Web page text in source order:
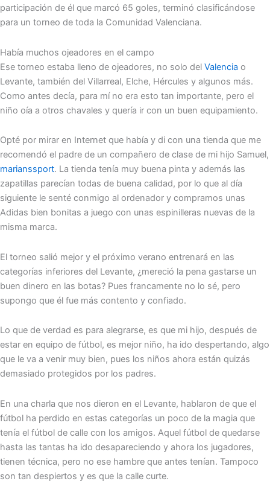
participación de él que marcó 65 goles, terminó clasificándose
para un torneo de toda la Comunidad Valenciana.
Había muchos ojeadores en el campo
Ese torneo estaba lleno de ojeadores, no solo del Valencia o
Levante, también del Villarreal, Elche, Hércules y algunos más.
Como antes decía, para mí no era esto tan importante, pero el
niño oía a otros chavales y quería ir con un buen equipamiento.
Opté por mirar en Internet que había y di con una tienda que me
recomendó el padre de un compañero de clase de mi hijo Samuel,
marianssport. La tienda tenía muy buena pinta y además las
zapatillas parecían todas de buena calidad, por lo que al día
siguiente le senté conmigo al ordenador y compramos unas
Adidas bien bonitas a juego con unas espinilleras nuevas de la
misma marca.
El torneo salió mejor y el próximo verano entrenará en las
categorías inferiores del Levante, ¿mereció la pena gastarse un
buen dinero en las botas? Pues francamente no lo sé, pero
supongo que él fue más contento y confiado.
Lo que de verdad es para alegrarse, es que mi hijo, después de
estar en equipo de fútbol, es mejor niño, ha ido despertando, algo
que le va a venir muy bien, pues los niños ahora están quizás
demasiado protegidos por los padres.
En una charla que nos dieron en el Levante, hablaron de que el
fútbol ha perdido en estas categorías un poco de la magia que
tenía el fútbol de calle con los amigos. Aquel fútbol de quedarse
hasta las tantas ha ido desapareciendo y ahora los jugadores,
tienen técnica, pero no ese hambre que antes tenían. Tampoco
son tan despiertos y es que la calle curte.